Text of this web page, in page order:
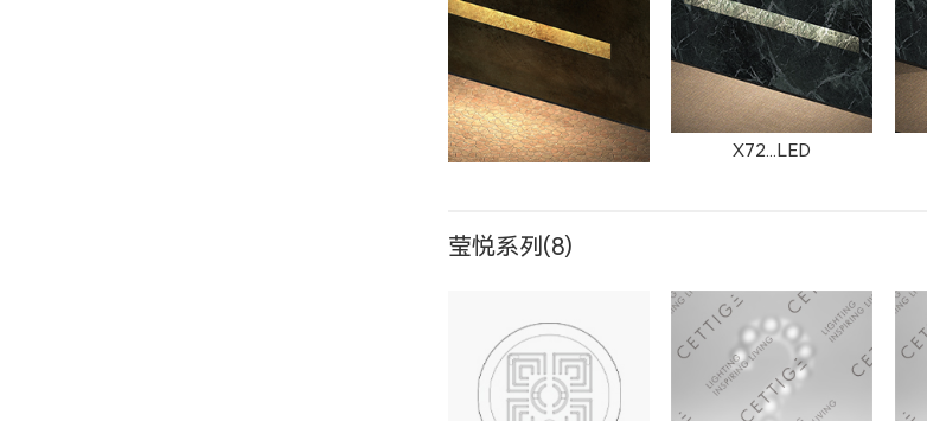
ET-M-P ET-M-O
ET-M-AR
X72...LED
X1303LED X1304LED
莹悦系列(8)